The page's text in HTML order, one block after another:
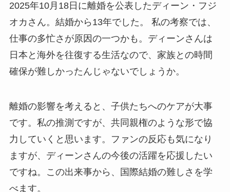
2025年10月18日に離婚を公表したディーン・フジ
オカさん。結婚から13年でした。 私の考察では、
仕事の多忙さが原因の一つかも。ディーンさんは
日本と海外を往復する生活なので、家族との時間
確保が難しかったんじゃないでしょうか。
離婚の影響を考えると、子供たちへのケアが大事
です。私の推測ですが、共同親権のような形で協
力していくと思います。ファンの反応も気になり
ますが、ディーンさんの今後の活躍を応援したい
ですね。この出来事から、国際結婚の難しさを学
べます。